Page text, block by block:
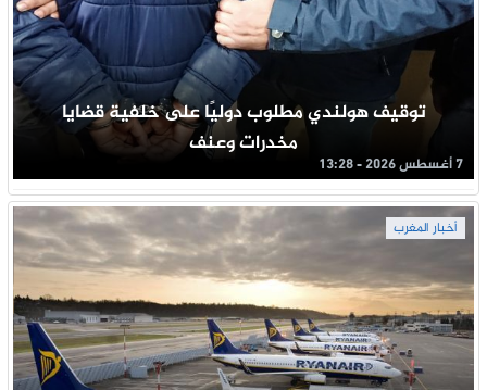
توقيف هولندي مطلوب دوليًا على خلفية قضايا
مخدرات وعنف
7 أغسطس 2026 - 13:28
أخبار المغرب